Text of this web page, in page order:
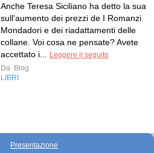
Anche Teresa Siciliano ha detto la sua
sull'aumento dei prezzi de I Romanzi
Mondadori e dei riadattamenti delle
collane. Voi cosa ne pensate? Avete
accettato i...
Leggere il seguito
Da Blog
LIBRI
Presentazione